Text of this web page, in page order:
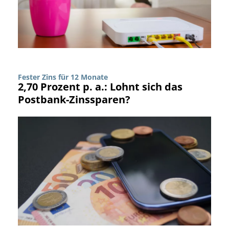
Fester Zins für 12 Monate
2,70 Prozent p. a.: Lohnt sich das
Postbank-Zinssparen?